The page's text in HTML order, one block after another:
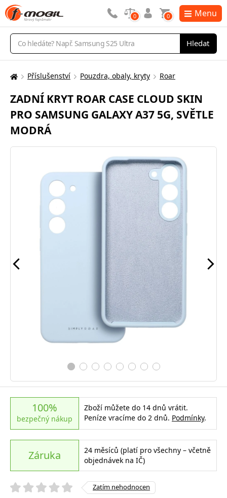
Vyhledávání
Hledat
0 0 Menu
Zde
nacházíte:
Příslušenství Pouzdra, obaly, kryty Roar
ZADNÍ KRYT ROAR CASE CLOUD SKIN
PRO SAMSUNG GALAXY A37 5G, SVĚTLE
MODRÁ
100%
bezpečný nákup
Zboží můžete do 14 dnů vrátit.
Peníze vracíme do 2 dnů. Podmínky.
Záruka
24 měsíců (platí pro všechny – včetně
objednávek na IČ)
Zatím nehodnocen